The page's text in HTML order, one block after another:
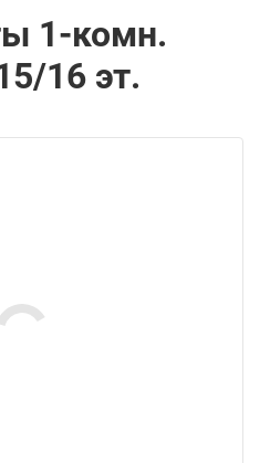
1-комн.
16 эт.